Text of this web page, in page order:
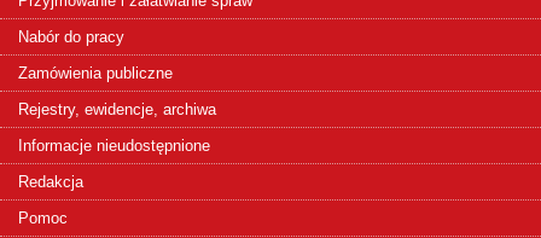
Nabór do pracy
Zamówienia publiczne
Rejestry, ewidencje, archiwa
Informacje nieudostępnione
Redakcja
Pomoc